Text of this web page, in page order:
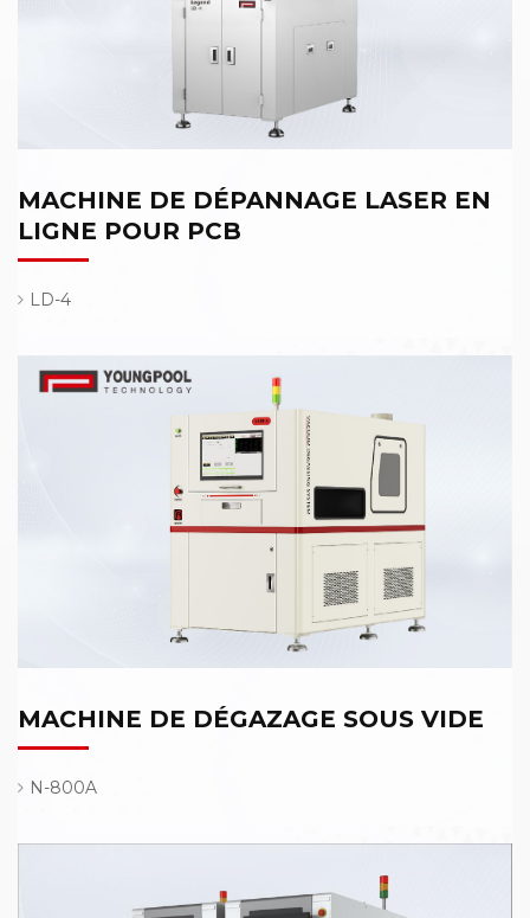
MACHINE DE DÉPANNAGE LASER EN
LIGNE POUR PCB
LD-4
MACHINE DE DÉGAZAGE SOUS VIDE
N-800A